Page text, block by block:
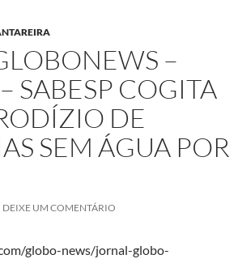
–
SABESP COGITA
DE
SEM ÁGUA POR
DEIXE UM COMENTÁRIO
globo-news/jornal-globo-